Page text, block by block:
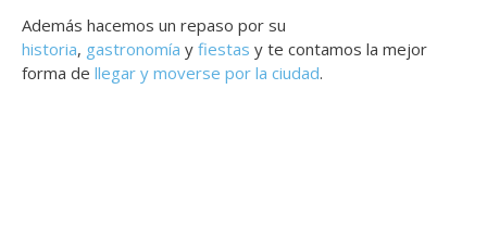
Además hacemos un repaso por su
historia, gastronomía y fiestas y te contamos la mejor
forma de llegar y moverse por la ciudad.